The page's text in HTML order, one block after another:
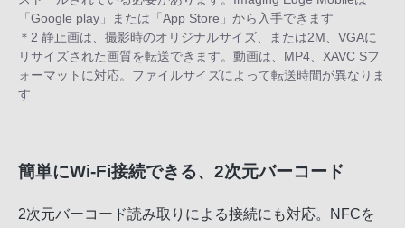
「Google play」または「App Store」から入手できます
＊2 静止画は、撮影時のオリジナルサイズ、または2M、VGAに
リサイズされた画質を転送できます。動画は、MP4、XAVC Sフ
ォーマットに対応。ファイルサイズによって転送時間が異なりま
す
簡単にWi-Fi接続できる、2次元バーコード
2次元バーコード読み取りによる接続にも対応。NFCを